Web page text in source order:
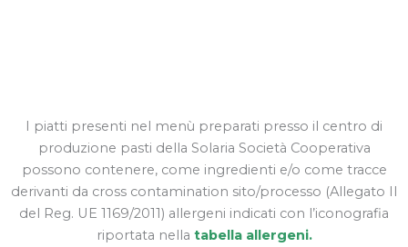
I piatti presenti nel menù preparati presso il centro di
produzione pasti della Solaria Società Cooperativa
possono contenere, come ingredienti e/o come tracce
derivanti da cross contamination sito/processo (Allegato II
del Reg. UE 1169/2011) allergeni indicati con l’iconografia
riportata nella tabella allergeni.